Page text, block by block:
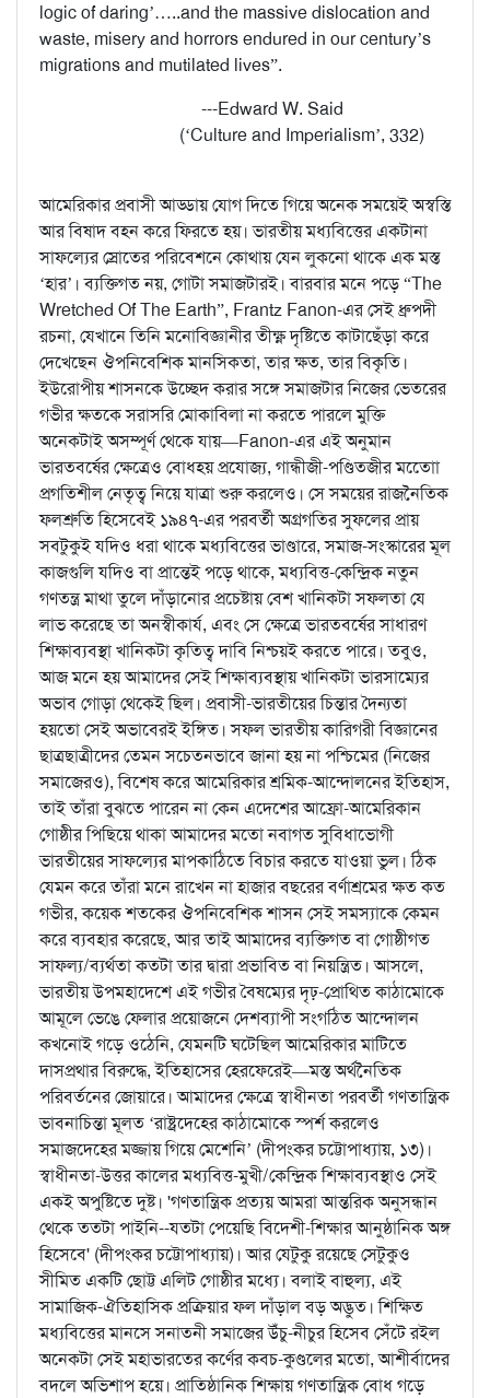
logic of daring’…..and the massive dislocation and
waste, misery and horrors endured in our century’s
migrations and mutilated lives”.
---Edward W. Said
(‘Culture and Imperialism’, 332)
আমেরিকার প্রবাসী আড্ডায় যোগ দিতে গিয়ে অনেক সময়েই অস্বস্তি
আর বিষাদ বহন করে ফিরতে হয়। ভারতীয় মধ্যবিত্তের একটানা
সাফল্যের স্রোতের পরিবেশনে কোথায় যেন লুকনো থাকে এক মস্ত
‘হার’। ব্যক্তিগত নয়, গোটা সমাজটারই। বারবার মনে পড়ে “The
Wretched Of The Earth”, Frantz Fanon-এর সেই ধ্রুপদী
রচনা, যেখানে তিনি মনোবিজ্ঞানীর তীক্ষ্ণ দৃষ্টিতে কাটাছেঁড়া করে
দেখেছেন ঔপনিবেশিক মানসিকতা, তার ক্ষত, তার বিকৃতি।
ইউরোপীয় শাসনকে উচ্ছেদ করার সঙ্গে সমাজটার নিজের ভেতরের
গভীর ক্ষতকে সরাসরি মোকাবিলা না করতে পারলে মুক্তি
অনেকটাই অসম্পূর্ণ থেকে যায়—Fanon-এর এই অনুমান
ভারতবর্ষের ক্ষেত্রেও বোধহয় প্রযোজ্য, গান্ধীজী-পণ্ডিতজীর মতোো
প্রগতিশীল নেতৃত্ব নিয়ে যাত্রা শুরু করলেও। সে সময়ের রাজনৈতিক
ফলশ্রুতি হিসেবেই ১৯৪৭-এর পরবর্তী অগ্রগতির সুফলের প্রায়
সবটুকুই যদিও ধরা থাকে মধ্যবিত্তের ভাণ্ডারে, সমাজ-সংস্কারের মূল
কাজগুলি যদিও বা প্রান্তেই পড়ে থাকে, মধ্যবিত্ত-কেন্দ্রিক নতুন
গণতন্ত্র মাথা তুলে দাঁড়ানোর প্রচেষ্টায় বেশ খানিকটা সফলতা যে
লাভ করেছে তা অনস্বীকার্য, এবং সে ক্ষেত্রে ভারতবর্ষের সাধারণ
শিক্ষাব্যবস্থা খানিকটা কৃতিত্ব দাবি নিশ্চয়ই করতে পারে। তবুও,
আজ মনে হয় আমাদের সেই শিক্ষাব্যবস্থায় খানিকটা ভারসাম্যের
অভাব গোড়া থেকেই ছিল। প্রবাসী-ভারতীয়ের চিন্তার দৈন্যতা
হয়তো সেই অভাবেরই ইঙ্গিত। সফল ভারতীয় কারিগরী বিজ্ঞানের
ছাত্রছাত্রীদের তেমন সচেতনভাবে জানা হয় না পশ্চিমের (নিজের
সমাজেরও), বিশেষ করে আমেরিকার শ্রমিক-আন্দোলনের ইতিহাস,
তাই তাঁরা বুঝতে পারেন না কেন এদেশের আফ্রো-আমেরিকান
গোষ্ঠীর পিছিয়ে থাকা আমাদের মতো নবাগত সুবিধাভোগী
ভারতীয়ের সাফল্যের মাপকাঠিতে বিচার করতে যাওয়া ভুল। ঠিক
যেমন করে তাঁরা মনে রাখেন না হাজার বছরের বর্ণাশ্রমের ক্ষত কত
গভীর, কয়েক শতকের ঔপনিবেশিক শাসন সেই সমস্যাকে কেমন
করে ব্যবহার করেছে, আর তাই আমাদের ব্যক্তিগত বা গোষ্ঠীগত
সাফল্য/ব্যর্থতা কতটা তার দ্বারা প্রভাবিত বা নিয়ন্ত্রিত। আসলে,
ভারতীয় উপমহাদেশে এই গভীর বৈষম্যের দৃঢ়-প্রোথিত কাঠামোকে
আমূলে ভেঙে ফেলার প্রয়োজনে দেশব্যাপী সংগঠিত আন্দোলন
কখনোই গড়ে ওঠেনি, যেমনটি ঘটেছিল আমেরিকার মাটিতে
দাসপ্রথার বিরুদ্ধে, ইতিহাসের হেরফেরেই—মস্ত অর্থনৈতিক
পরিবর্তনের জোয়ারে। আমাদের ক্ষেত্রে স্বাধীনতা পরবর্তী গণতান্ত্রিক
ভাবনাচিন্তা মূলত ‘রাষ্ট্রদেহের কাঠামোকে স্পর্শ করলেও
সমাজদেহের মজ্জায় গিয়ে মেশেনি’ (দীপংকর চট্টোপাধ্যায়, ১৩)।
স্বাধীনতা-উত্তর কালের মধ্যবিত্ত-মুখী/কেন্দ্রিক শিক্ষাব্যবস্থাও সেই
একই অপুষ্টিতে দুষ্ট। 'গণতান্ত্রিক প্রত্যয় আমরা আন্তরিক অনুসন্ধান
থেকে ততটা পাইনি--যতটা পেয়েছি বিদেশী-শিক্ষার আনুষ্ঠানিক অঙ্গ
হিসেবে' (দীপংকর চট্টোপাধ্যায়)। আর যেটুকু রয়েছে সেটুকুও
সীমিত একটি ছোট্ট এলিট গোষ্ঠীর মধ্যে। বলাই বাহুল্য, এই
সামাজিক-ঐতিহাসিক প্রক্রিয়ার ফল দাঁড়াল বড় অদ্ভুত। শিক্ষিত
মধ্যবিত্তের মানসে সনাতনী সমাজের উঁচু-নীচুর হিসেব সেঁটে রইল
অনেকটা সেই মহাভারতের কর্ণের কবচ-কুণ্ডলের মতো, আশীর্বাদের
বদলে অভিশাপ হয়ে। প্রাতিষ্ঠানিক শিক্ষায় গণতান্ত্রিক বোধ গড়ে